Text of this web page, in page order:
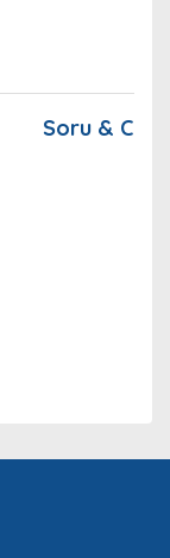
Soru &